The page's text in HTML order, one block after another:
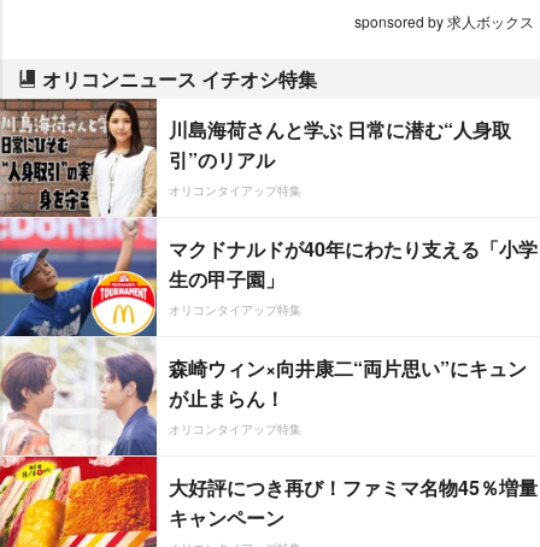
sponsored by 求人ボックス
オリコンニュース イチオシ特集
川島海荷さんと学ぶ 日常に潜む“人身取
引”のリアル
オリコンタイアップ特集
マクドナルドが40年にわたり支える「小学
生の甲子園」
オリコンタイアップ特集
森崎ウィン×向井康二“両片思い”にキュン
が止まらん！
オリコンタイアップ特集
大好評につき再び！ファミマ名物45％増量
キャンペーン